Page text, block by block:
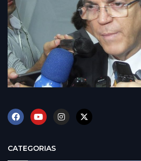
CATEGORIAS